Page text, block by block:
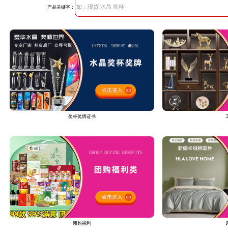
产品关键字：
奖杯奖牌证书
团购福利